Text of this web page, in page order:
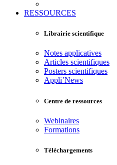
RESSOURCES
Librairie scientifique
Notes applicatives
Articles scientifiques
Posters scientifiques
Appli’News
Centre de ressources
Webinaires
Formations
Téléchargements